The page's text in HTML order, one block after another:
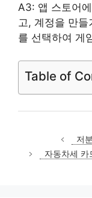
A3: 앱 스토어
고, 계정을 만
를 선택하여 게
Table of
저
자동차세 카